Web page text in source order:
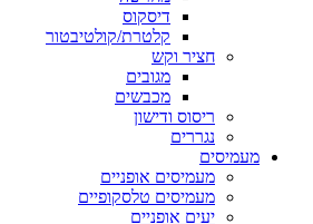
דיסקוס
קלטרת/קולטיבטור
חציר וקש
מגובים
מכבשים
ריסוס ודישון
נגררים
מעמיסים
מעמיסים אופניים
מעמיסים טלסקופיים
יעים אופניים